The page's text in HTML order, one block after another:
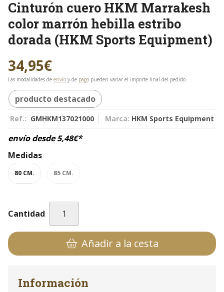
Cinturón cuero HKM Marrakesh
color marrón hebilla estribo
dorada (HKM Sports Equipment)
34,95€
Las modalidades de envío y de pago pueden variar el importe final del pedido.
producto destacado
Ref.: GMHKM137021000 Marca: HKM Sports Equipment
envío desde5,48€*
Medidas
80 CM. 85 CM.
Cantidad
Añadir a la cesta
Información